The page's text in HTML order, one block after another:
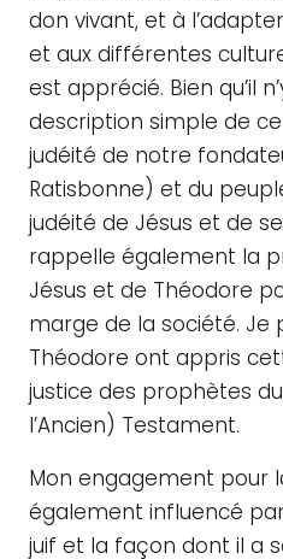
don vivant, et à
et aux différentes
est apprécié. Bien qu’il
description simple de
judéité de notre
Ratisbonne) et du
judéité de Jésus et de
rappelle également la
Jésus et de Théodore
marge de la société. Je
Théodore ont appris
justice des prophètes
l’Ancien) Testament.
Mon engagement pour
également influencé
juif et la façon dont il a